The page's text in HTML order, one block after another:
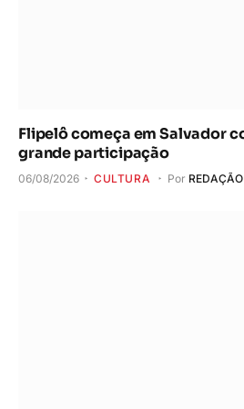
Flipelô começa em Salvador
grande participação
06/08/2026 CULTURA Por REDAÇÃO